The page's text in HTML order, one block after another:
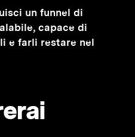
un funnel di
capace di
e farli restare nel